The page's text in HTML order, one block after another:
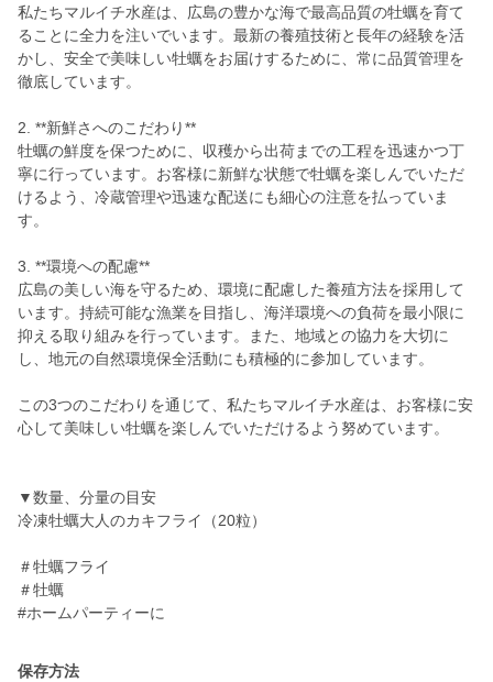
私たちマルイチ水産は、広島の豊かな海で最高品質の牡蠣を育て
ることに全力を注いでいます。最新の養殖技術と長年の経験を活
かし、安全で美味しい牡蠣をお届けするために、常に品質管理を
徹底しています。
2. **新鮮さへのこだわり**
牡蠣の鮮度を保つために、収穫から出荷までの工程を迅速かつ丁
寧に行っています。お客様に新鮮な状態で牡蠣を楽しんでいただ
けるよう、冷蔵管理や迅速な配送にも細心の注意を払っていま
す。
3. **環境への配慮**
広島の美しい海を守るため、環境に配慮した養殖方法を採用して
います。持続可能な漁業を目指し、海洋環境への負荷を最小限に
抑える取り組みを行っています。また、地域との協力を大切に
し、地元の自然環境保全活動にも積極的に参加しています。
この3つのこだわりを通じて、私たちマルイチ水産は、お客様に安
心して美味しい牡蠣を楽しんでいただけるよう努めています。
▼数量、分量の目安
冷凍牡蠣大人のカキフライ（20粒）
＃牡蠣フライ
＃牡蠣
保存方法